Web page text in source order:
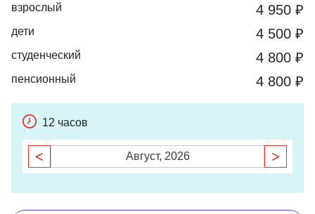
взрослый 4 950 ₽
дети 4 500 ₽
студенческий 4 800 ₽
пенсионный 4 800 ₽
12 часов
< Август, 2026 >